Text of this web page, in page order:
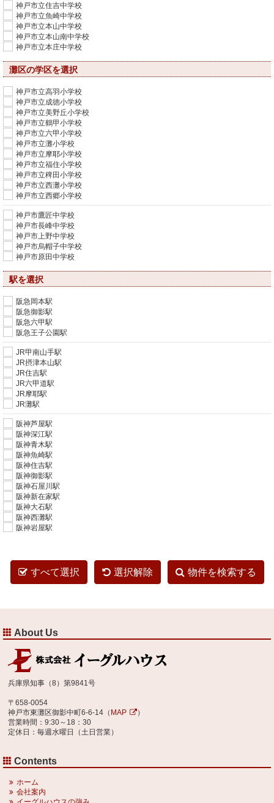
神戸市立住吉中学校
神戸市立魚崎中学校
神戸市立本山中学校
神戸市立本山南中学校
神戸市立本庄中学校
灘区の学区を選択
神戸市立高羽小学校
神戸市立成徳小学校
神戸市立美野丘小学校
神戸市立鶴甲小学校
神戸市立六甲小学校
神戸市立灘小学校
神戸市立摩耶小学校
神戸市立福住小学校
神戸市立稗田小学校
神戸市立西灘小学校
神戸市立西郷小学校
神戸市鷹匠中学校
神戸市長峰中学校
神戸市上野中学校
神戸市烏帽子中学校
神戸市原田中学校
駅を選択
阪急岡本駅
阪急御影駅
阪急六甲駅
阪急王子公園駅
JR甲南山手駅
JR摂津本山駅
JR住吉駅
JR六甲道駅
JR摩耶駅
JR灘駅
阪神芦屋駅
阪神深江駅
阪神青木駅
阪神魚崎駅
阪神住吉駅
阪神御影駅
阪神石屋川駅
阪神新在家駅
阪神大石駅
阪神西灘駅
阪神岩屋駅
すべて選択 選択解除 物件を検索する
About Us
兵庫県知事（8）第9841号
〒658-0054
神戸市東灘区御影中町6-6-14（ MAP
）
営業時間：9:30～18：30
定休日：毎週水曜日（土日営業）
Contents
ホーム
会社案内